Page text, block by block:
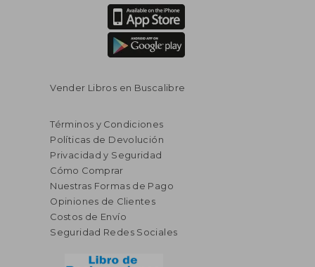
Vender Libros en Buscalibre
Términos y Condiciones
Políticas de Devolución
Privacidad y Seguridad
Cómo Comprar
Nuestras Formas de Pago
Opiniones de Clientes
Costos de Envío
Seguridad Redes Sociales